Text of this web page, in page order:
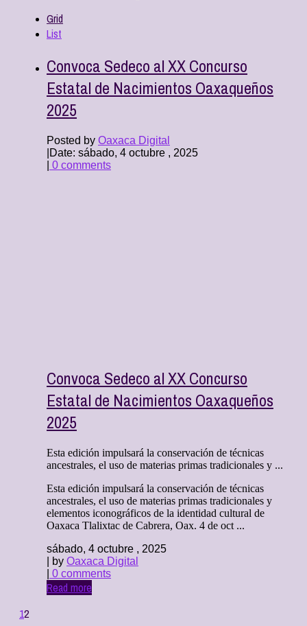
Grid
List
Convoca Sedeco al XX Concurso
Estatal de Nacimientos Oaxaqueños
2025
Posted by Oaxaca Digital
Date: sábado, 4 octubre , 2025
0 comments
Convoca Sedeco al XX Concurso
Estatal de Nacimientos Oaxaqueños
2025
Esta edición impulsará la conservación de técnicas
ancestrales, el uso de materias primas tradicionales y ...
Esta edición impulsará la conservación de técnicas
ancestrales, el uso de materias primas tradicionales y
elementos iconográficos de la identidad cultural de
Oaxaca Tlalixtac de Cabrera, Oax. 4 de oct ...
sábado, 4 octubre , 2025
| by Oaxaca Digital
0 comments
Read more
12